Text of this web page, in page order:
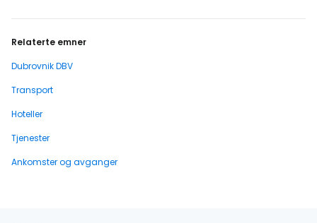
Relaterte emner
Dubrovnik DBV
Transport
Hoteller
Tjenester
Ankomster og avganger